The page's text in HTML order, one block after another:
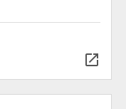
open_in_new